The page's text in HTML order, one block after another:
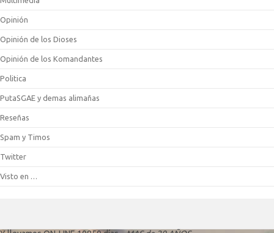
Opinión
Opinión de los Dioses
Opinión de los Komandantes
Politica
PutaSGAE y demas alimañas
Reseñas
Spam y Timos
Twitter
Visto en …